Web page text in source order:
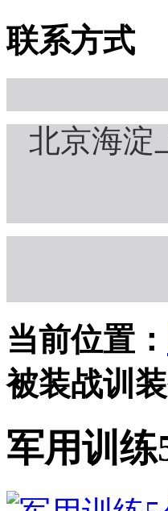
联系方式
北京海淀
当前位置：
被装战训
军用训